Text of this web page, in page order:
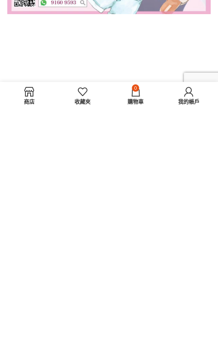
商店 收藏夾
0
購物車 我的帳戶